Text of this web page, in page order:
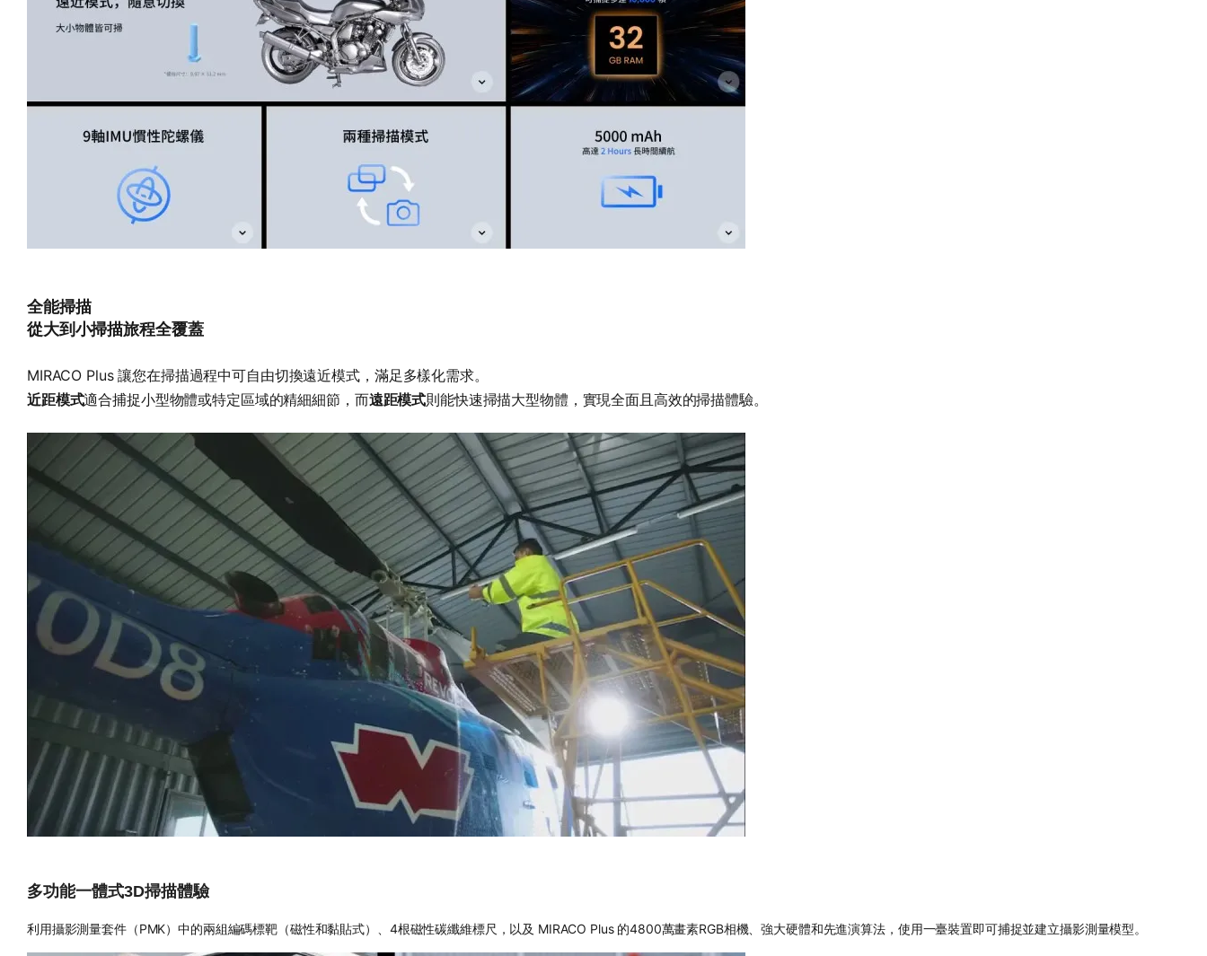
全能掃描
從大到小掃描旅程全覆蓋
MIRACO Plus 讓您在掃描過程中可自由切換遠近模式，滿足多樣化需求。
近距模式適合捕捉小型物體或特定區域的精細細節，而遠距模式則能快速掃描大型物體，實現全面且高效的掃描體驗。
多功能一體式3D掃描體驗
利用攝影測量套件（PMK）中的兩組編碼標靶（磁性和黏貼式）、4根磁性碳纖維標尺，以及 MIRACO Plus 的4800萬畫素RGB相機、強大硬體和先進演算法，使用一臺裝置即可捕捉並建立攝影測量模型。